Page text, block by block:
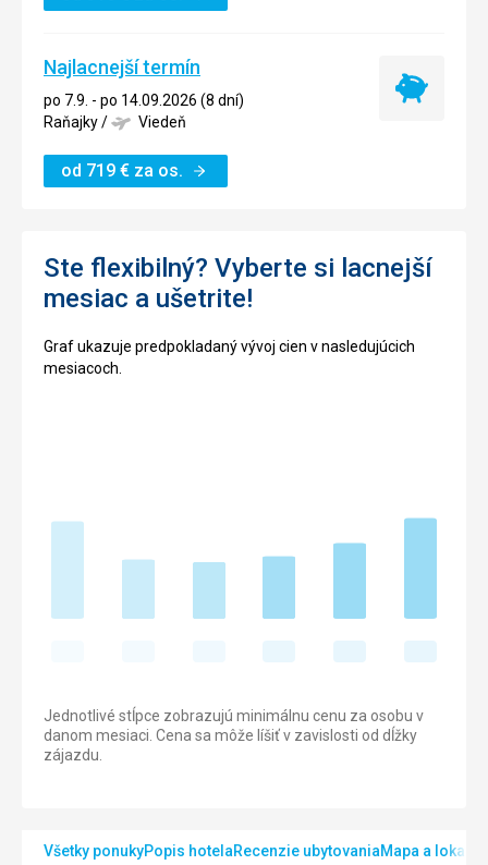
Najlacnejší termín
po 7.9. - po 14.09.2026 (8 dní)
Raňajky/ Viedeň
od 719 € za os.
Najlacnejší
Ste flexibilný? Vyberte si lacnejší
mesiac a ušetrite!
Graf ukazuje predpokladaný vývoj cien v nasledujúcich
mesiacoch.
Jednotlivé stĺpce zobrazujú minimálnu cenu za osobu v
danom mesiaci. Cena sa môže líšiť v zavislosti od dĺžky
zájazdu.
Všetky ponukyPopis hotelaRecenzie ubytovaniaMapa a lokalita